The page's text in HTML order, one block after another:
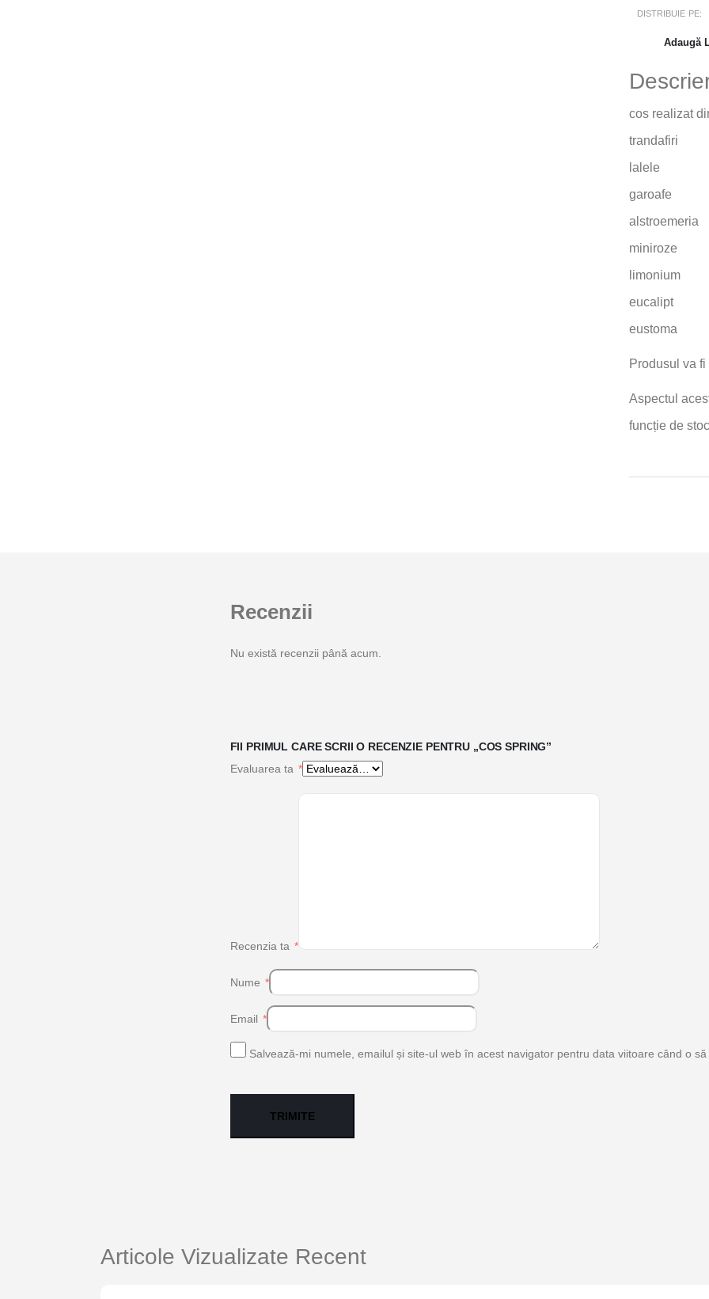
DISTRIBUIE PE:
Adaugă
cos realizat
trandafiri
lalele
garoafe
alstroemeria
miniroze
limonium
eucalipt
eustoma
Produsul va
Aspectul
funcție de
Recenzii
Nu există recenzii până acum.
FII PRIMUL CARE SCRII O RECENZIE PENTRU „COS SPRING”
Evaluarea ta *
Recenzia ta *
Nume *
Email *
Salvează-mi numele, emailul și site-ul web în acest navigator pentru data viitoare când o
Articole Vizualizate Recent